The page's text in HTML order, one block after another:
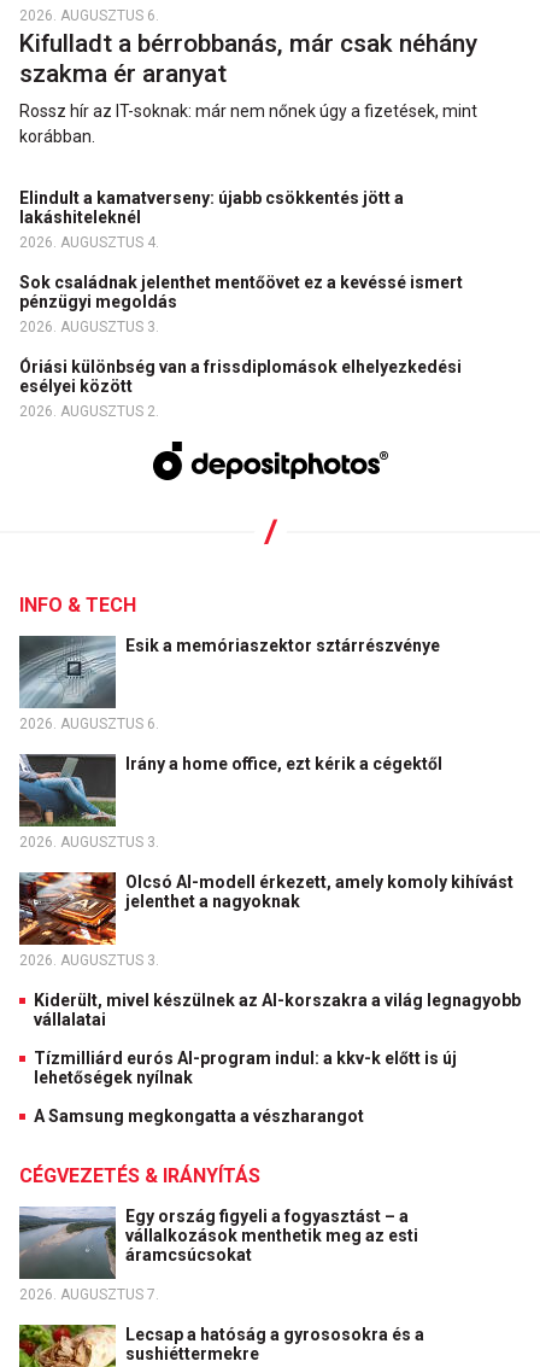
2026. AUGUSZTUS 6.
Kifulladt a bérrobbanás, már csak néhány
szakma ér aranyat
Rossz hír az IT-soknak: már nem nőnek úgy a fizetések, mint
korábban.
Elindult a kamatverseny: újabb csökkentés jött a
lakáshiteleknél
2026. AUGUSZTUS 4.
Sok családnak jelenthet mentőövet ez a kevéssé ismert
pénzügyi megoldás
2026. AUGUSZTUS 3.
Óriási különbség van a frissdiplomások elhelyezkedési
esélyei között
2026. AUGUSZTUS 2.
INFO & TECH
Esik a memóriaszektor sztárrészvénye
2026. AUGUSZTUS 6.
Irány a home office, ezt kérik a cégektől
2026. AUGUSZTUS 3.
Olcsó AI-modell érkezett, amely komoly kihívást
jelenthet a nagyoknak
2026. AUGUSZTUS 3.
Kiderült, mivel készülnek az AI-korszakra a világ legnagyobb
vállalatai
Tízmilliárd eurós AI-program indul: a kkv-k előtt is új
lehetőségek nyílnak
A Samsung megkongatta a vészharangot
CÉGVEZETÉS & IRÁNYÍTÁS
Egy ország figyeli a fogyasztást – a
vállalkozások menthetik meg az esti
áramcsúcsokat
2026. AUGUSZTUS 7.
Lecsap a hatóság a gyrososokra és a
sushiéttermekre